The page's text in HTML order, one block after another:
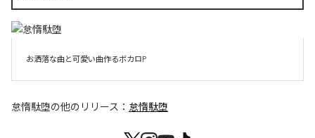
お洒落な曲と可愛い曲作るボカロP
怠惰駄堕の他のリリース： 怠惰駄堕